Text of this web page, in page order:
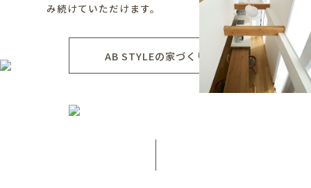
み続けていただけます。
AB STYLEの家づくり